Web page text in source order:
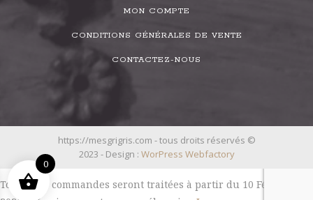
MON COMPTE
CONDITIONS GÉNÉRALES DE VENTE
CONTACTEZ-NOUS
https://mesgrigris.com - tous droits réservés ©
2023 - Design : WorPress Webfactory
Toutes les commandes seront traitées à partir du 10 Février
0